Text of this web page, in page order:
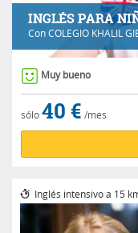
INGLÉS PARA
ConCOLEGIO KHALIL
Muy bueno
sólo40 € /mes
Inglés intensivo a 15